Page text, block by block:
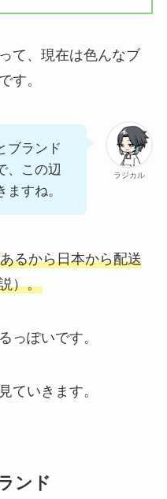
て、現在は色んなブ
す。
ラジカル
ブランド
、この辺
すね。
るから日本から配送
）。
っぽいです。
ていきます。
ンド